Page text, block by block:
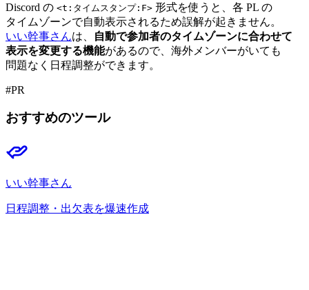
Discord の <t:タイムスタンプ:F> 形式を使うと、 各 PL の
タイムゾーンで自動表示されるため誤解が起きません。
いい幹事さんは、 自動で参加者のタイムゾーンに合わせて
表示を変更する機能があるので、 海外メンバーがいても
問題なく 日程調整ができます。
#PR
おすすめのツール
いい幹事さん
日程調整・出欠表を爆速作成